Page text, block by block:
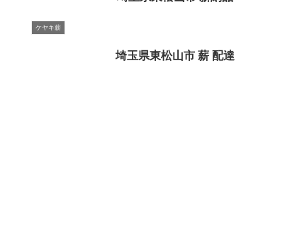
ケヤキ薪
埼玉県東松山市 薪 配達